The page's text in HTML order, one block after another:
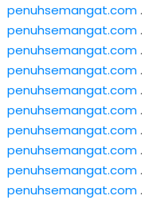
penuhsemangat.com.
penuhsemangat.com.
penuhsemangat.com.
penuhsemangat.com.
penuhsemangat.com.
penuhsemangat.com.
penuhsemangat.com.
penuhsemangat.com.
penuhsemangat.com.
penuhsemangat.com.